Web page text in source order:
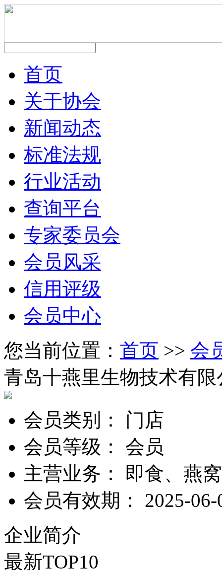
首页
关于协会
新闻动态
标准法规
行业活动
查询平台
专家委员会
会员风采
信用评级
会员中心
您当前位置： 首页 >> 会
青岛十燕里生物技术有限
会员类别：
门店
会员等级：
会员
主营业务：
即食、燕
会员有效期：
2025-
企业简介
最新TOP10